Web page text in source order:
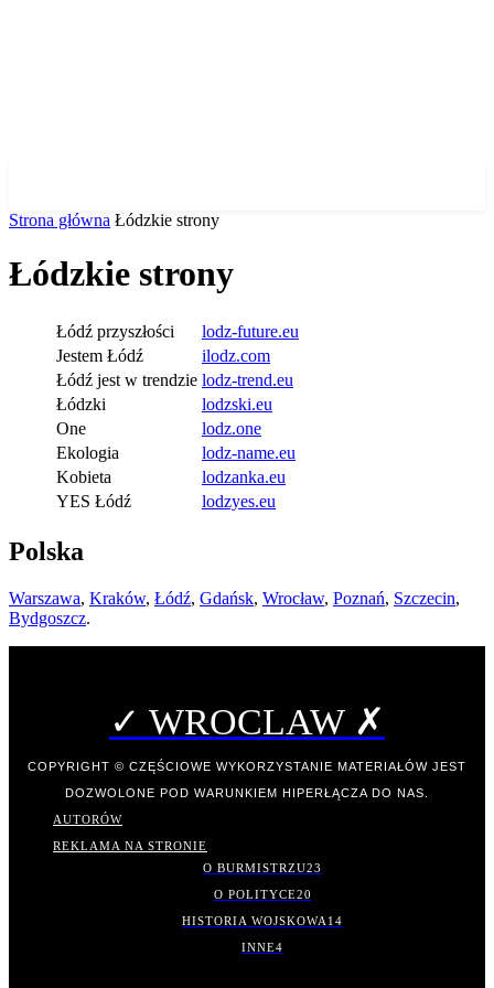
Strona główna Łódzkie strony
Łódzkie strony
Łódź przyszłości
lodz-future.eu
Jestem Łódź
ilodz.com
Łódź jest w trendzie lodz-trend.eu
Łódzki
lodzski.eu
One
lodz.one
Ekologia
lodz-name.eu
Kobieta
lodzanka.eu
YES Łódź
lodzyes.eu
Polska
Warszawa, Kraków, Łódź, Gdańsk, Wrocław, Poznań, Szczecin,
Bydgoszcz.
✓ WROCLAW ✗
COPYRIGHT © CZĘŚCIOWE WYKORZYSTANIE MATERIAŁÓW JEST
DOZWOLONE POD WARUNKIEM HIPERŁĄCZA DO NAS.
AUTORÓW
REKLAMA NA STRONIE
O BURMISTRZU23
O POLITYCE20
HISTORIA WOJSKOWA 14
INNE4